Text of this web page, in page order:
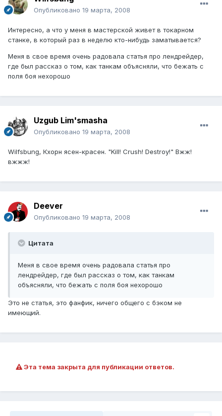
Опубликовано 19 марта, 2008
Интересно, а что у меня в мастерской живет в токарном
станке, в который раз в неделю кто-нибудь заматывается?
Меня в свое время очень радовала статья про лендрейдер,
где был рассказ о том, как танкам объясняли, что бежать с
поля боя нехорошо
Uzgub Lim'smasha
Опубликовано 19 марта, 2008
Wilfsbung, Кхорн ясен-красен. "Kill! Crush! Destroy!" Вжж!
вжжж!
Deever
Опубликовано 19 марта, 2008
Цитата
Меня в свое время очень радовала статья про
лендрейдер, где был рассказ о том, как танкам
объясняли, что бежать с поля боя нехорошо
Это не статья, это фанфик, ничего общего с бэком не
имеющий.
Эта тема закрыта для публикации ответов.